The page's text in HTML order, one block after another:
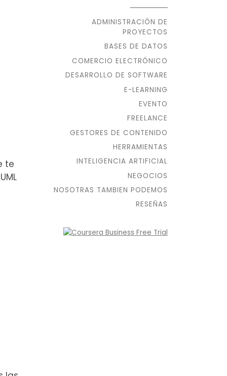
te
ADMINISTRACIÓN DE
PROYECTOS
BASES DE DATOS
COMERCIO ELECTRÓNICO
DESARROLLO DE SOFTWARE
E-LEARNING
EVENTO
FREELANCE
GESTORES DE CONTENIDO
HERRAMIENTAS
INTELIGENCIA ARTIFICIAL
NEGOCIOS
NOSOTRAS TAMBIEN PODEMOS
RESEÑAS